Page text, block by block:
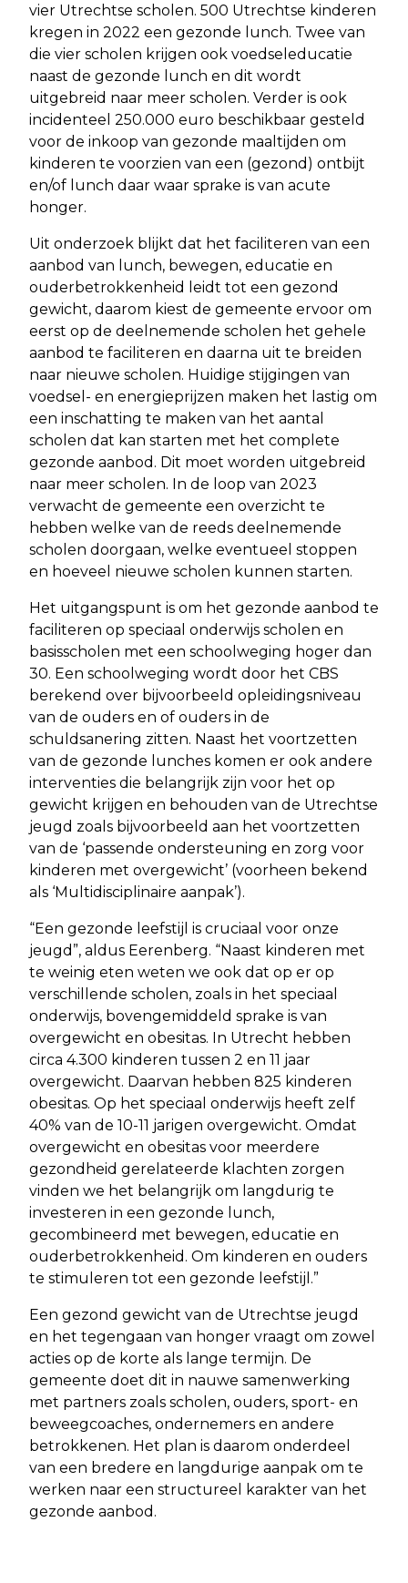
vier Utrechtse scholen. 500 Utrechtse kinderen
kregen in 2022 een gezonde lunch. Twee van
die vier scholen krijgen ook voedseleducatie
naast de gezonde lunch en dit wordt
uitgebreid naar meer scholen. Verder is ook
incidenteel 250.000 euro beschikbaar gesteld
voor de inkoop van gezonde maaltijden om
kinderen te voorzien van een (gezond) ontbijt
en/of lunch daar waar sprake is van acute
honger.
Uit onderzoek blijkt dat het faciliteren van een
aanbod van lunch, bewegen, educatie en
ouderbetrokkenheid leidt tot een gezond
gewicht, daarom kiest de gemeente ervoor om
eerst op de deelnemende scholen het gehele
aanbod te faciliteren en daarna uit te breiden
naar nieuwe scholen. Huidige stijgingen van
voedsel- en energieprijzen maken het lastig om
een inschatting te maken van het aantal
scholen dat kan starten met het complete
gezonde aanbod. Dit moet worden uitgebreid
naar meer scholen. In de loop van 2023
verwacht de gemeente een overzicht te
hebben welke van de reeds deelnemende
scholen doorgaan, welke eventueel stoppen
en hoeveel nieuwe scholen kunnen starten.
Het uitgangspunt is om het gezonde aanbod te
faciliteren op speciaal onderwijs scholen en
basisscholen met een schoolweging hoger dan
30. Een schoolweging wordt door het CBS
berekend over bijvoorbeeld opleidingsniveau
van de ouders en of ouders in de
schuldsanering zitten. Naast het voortzetten
van de gezonde lunches komen er ook andere
interventies die belangrijk zijn voor het op
gewicht krijgen en behouden van de Utrechtse
jeugd zoals bijvoorbeeld aan het voortzetten
van de ‘passende ondersteuning en zorg voor
kinderen met overgewicht’ (voorheen bekend
als ‘Multidisciplinaire aanpak’).
“Een gezonde leefstijl is cruciaal voor onze
jeugd”, aldus Eerenberg. “Naast kinderen met
te weinig eten weten we ook dat op er op
verschillende scholen, zoals in het speciaal
onderwijs, bovengemiddeld sprake is van
overgewicht en obesitas. In Utrecht hebben
circa 4.300 kinderen tussen 2 en 11 jaar
overgewicht. Daarvan hebben 825 kinderen
obesitas. Op het speciaal onderwijs heeft zelf
40% van de 10-11 jarigen overgewicht. Omdat
overgewicht en obesitas voor meerdere
gezondheid gerelateerde klachten zorgen
vinden we het belangrijk om langdurig te
investeren in een gezonde lunch,
gecombineerd met bewegen, educatie en
ouderbetrokkenheid. Om kinderen en ouders
te stimuleren tot een gezonde leefstijl.”
Een gezond gewicht van de Utrechtse jeugd
en het tegengaan van honger vraagt om zowel
acties op de korte als lange termijn. De
gemeente doet dit in nauwe samenwerking
met partners zoals scholen, ouders, sport- en
beweegcoaches, ondernemers en andere
betrokkenen. Het plan is daarom onderdeel
van een bredere en langdurige aanpak om te
werken naar een structureel karakter van het
gezonde aanbod.